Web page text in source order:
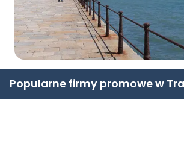
Popularne firmy promowe w